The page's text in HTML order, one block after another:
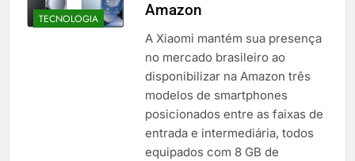
TECNOLOGIA
Amazon
A Xiaomi mantém sua presença
no mercado brasileiro ao
disponibilizar na Amazon três
modelos de smartphones
posicionados entre as faixas de
entrada e intermediária, todos
equipados com 8 GB de